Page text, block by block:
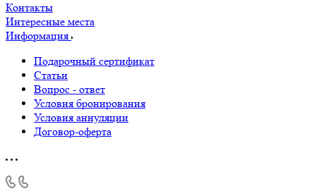
Контакты
Интересные места
Информация
Подарочный сертификат
Статьи
Вопрос - ответ
Условия бронирования
Условия аннуляции
Договор-оферта